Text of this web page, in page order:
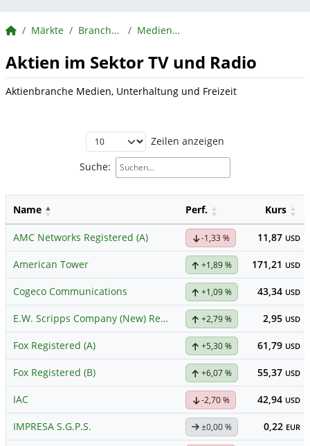
BörsenNEWS.de
Märkte Branchen Medien, Unterhaltung und Freizeit
Aktien im Sektor TV und Radio
Aktienbranche Medien, Unterhaltung und Freizeit
Zeilen anzeigen
Suche:
Name Perf. Kurs
AMC Networks Registered (A) -1,33 % 11,87 USD
American Tower +1,89 % 171,21 USD
Cogeco Communications +1,09 % 43,34 USD
E.W. Scripps Company (New) Registered (A) +2,79 % 2,95 USD
Fox Registered (A) +5,30 % 61,79 USD
Fox Registered (B) +6,07 % 55,37 USD
IAC -2,70 % 42,94 USD
IMPRESA S.G.P.S. ±0,00 % 0,22 EUR